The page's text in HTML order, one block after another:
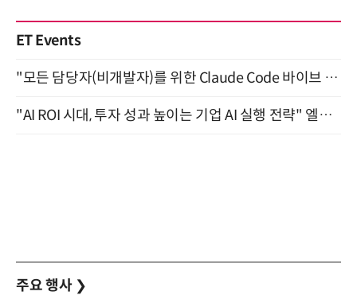
ET Events
"모든 담당자(비개발자)를 위한 Claude Code 바이브 코딩 2-day 부트캠프" 9월 16~17일 개최
"AI ROI 시대, 투자 성과 높이는 기업 AI 실행 전략" 엘타워 6층 (9월 18일)
주요 행사 ❯